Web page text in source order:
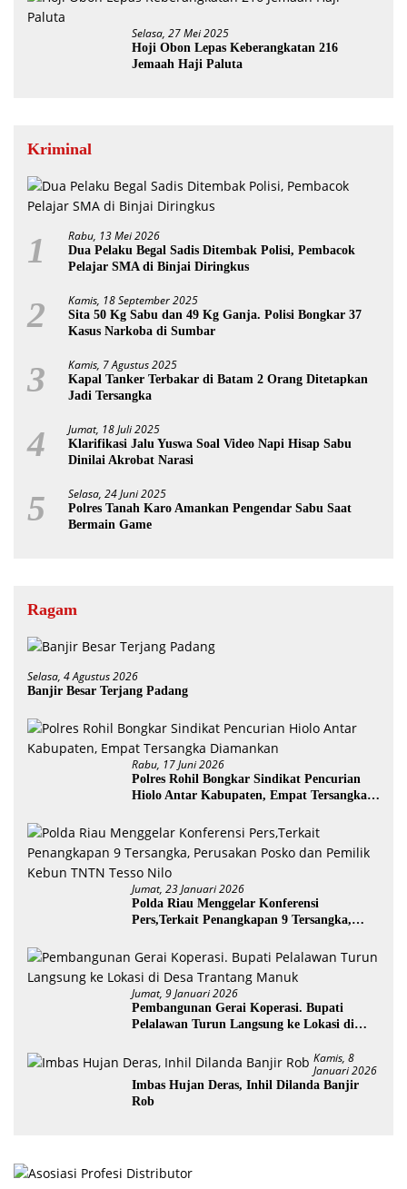
Selasa, 27 Mei 2025
Hoji Obon Lepas Keberangkatan 216
Jemaah Haji Paluta
Kriminal
1 Rabu, 13 Mei 2026
Dua Pelaku Begal Sadis Ditembak Polisi, Pembacok
Pelajar SMA di Binjai Diringkus
2 Kamis, 18 September 2025
Sita 50 Kg Sabu dan 49 Kg Ganja. Polisi Bongkar 37
Kasus Narkoba di Sumbar
3 Kamis, 7 Agustus 2025
Kapal Tanker Terbakar di Batam 2 Orang Ditetapkan
Jadi Tersangka
4 Jumat, 18 Juli 2025
Klarifikasi Jalu Yuswa Soal Video Napi Hisap Sabu
Dinilai Akrobat Narasi
5 Selasa, 24 Juni 2025
Polres Tanah Karo Amankan Pengendar Sabu Saat
Bermain Game
Ragam
Selasa, 4 Agustus 2026
Banjir Besar Terjang Padang
Rabu, 17 Juni 2026
Polres Rohil Bongkar Sindikat Pencurian
Hiolo Antar Kabupaten, Empat Tersangka
Jumat, 23 Januari 2026
Polda Riau Menggelar Konferensi
Pers,Terkait Penangkapan 9 Tersangka,
Tesso Nilo
Jumat, 9 Januari 2026
Pembangunan Gerai Koperasi. Bupati
Pelalawan Turun Langsung ke Lokasi di
Kamis, 8
Januari 2026
Imbas Hujan Deras, Inhil Dilanda Banjir
Rob